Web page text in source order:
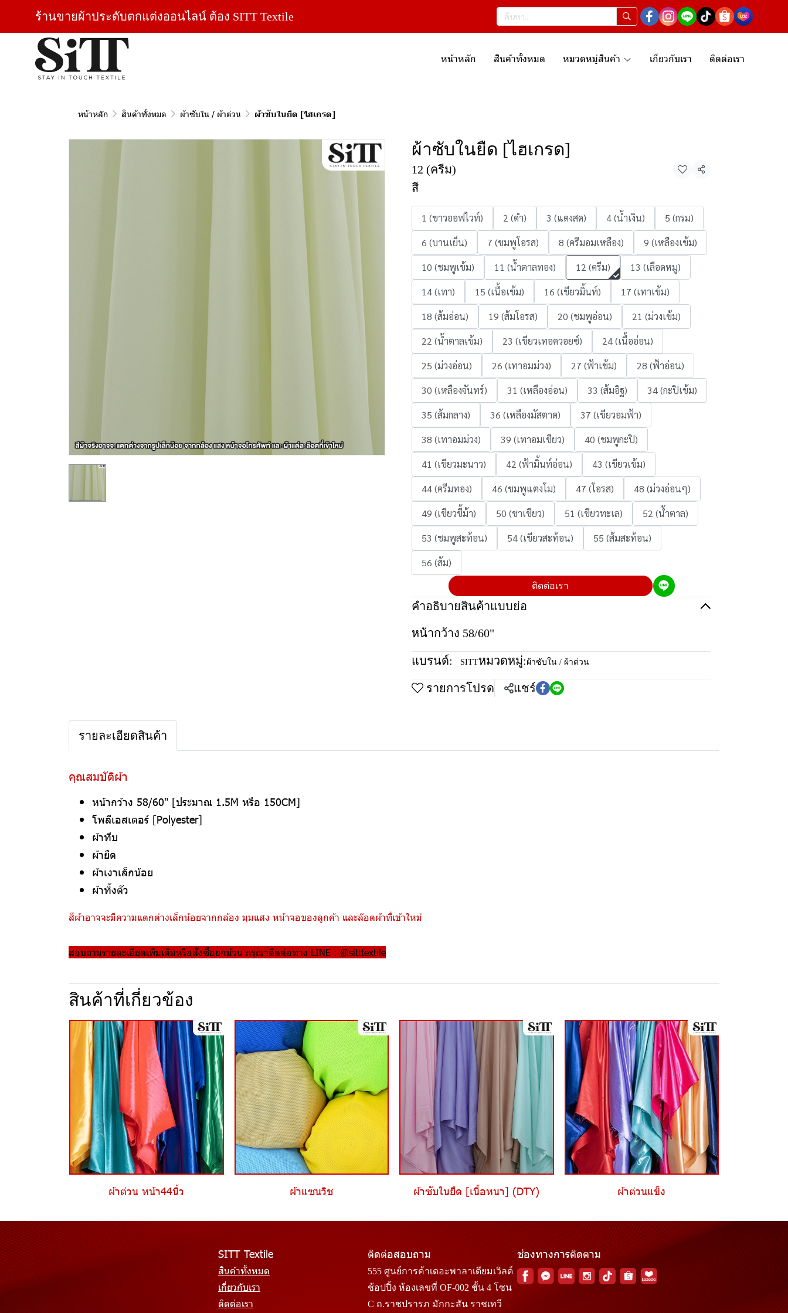
ร้านขายผ้าประดับตกแต่งออนไลน์ ต้อง SITT Textile
หน้าหลัก สินค้าทั้งหมด หมวดหมู่สินค้า เกี่ยวกับเรา ติดต่อเรา
หน้าหลัก สินค้าทั้งหมด ผ้าซับใน / ผ้าต่วน ผ้าซับในยืด [ไฮเกรด]
ผ้าซับในยืด [ไฮเกรด]
12 (ครีม) แชร์
สี
1 (ขาวออฟไวท์) 2 (ดำ) 3 (แดงสด) 4 (น้ำเงิน)
5 (กรม)
6 (บานเย็น)
7 (ชมพูโอรส) 8 (ครีมอมเหลือง)
9 (เหลืองเข้ม)
10 (ชมพูเข้ม)
11 (น้ำตาลทอง) 12 (ครีม)
13 (เลือดหมู)
14 (เทา)
15 (เนื้อเข้ม) 16 (เขียวมิ้นท์)
17 (เทาเข้ม)
18 (ส้มอ่อน)
19 (ส้มโอรส) 20 (ชมพูอ่อน)
21 (ม่วงเข้ม)
22 (น้ำตาลเข้ม)
23 (เขียวเทอควอยซ์)
24 (เนื้ออ่อน)
25 (ม่วงอ่อน)
26 (เทาอมม่วง) 27 (ฟ้าเข้ม)
28 (ฟ้าอ่อน)
30 (เหลืองจันทร์)
31 (เหลืองอ่อน) 33 (ส้มอิฐ)
34 (กะปิเข้ม)
35 (ส้มกลาง)
36 (เหลืองมัสตาด)
37 (เขียวอมฟ้า)
38 (เทาอมม่วง)
39 (เทาอมเขียว)
40 (ชมพูกะปิ)
41 (เขียวมะนาว)
42 (ฟ้ามิ้นท์อ่อน)
43 (เขียวเข้ม)
44 (ครีมทอง)
46 (ชมพูแตงโม) 47 (โอรส)
48 (ม่วงอ่อนๆ)
49 (เขียวขี้ม้า)
50 (ชาเขียว) 51 (เขียวทะเล)
52 (น้ำตาล)
53 (ชมพูสะท้อน)
54 (เขียวสะท้อน)
55 (ส้มสะท้อน)
56 (ส้ม)
ติดต่อเรา
คำอธิบายสินค้าแบบย่อ
หน้ากว้าง 58/60"
แบรนด์: SITTหมวดหมู่: ผ้าซับใน / ผ้าต่วน
รายการโปรด แชร์
รายละเอียดสินค้า
คุณสมบัติผ้า
หน้ากว้าง 58/60" [ประมาณ 1.5M หรือ 150CM]
โพลีเอสเตอร์ [Polyester]
ผ้าทึบ
ผ้ายืด
ผ้าเงาเล็กน้อย
ผ้าทิ้งตัว
สีผ้าอาจจะมีความแตกต่างเล็กน้อยจากกล้อง มุมแสง หน้าจอของลูกค้า และล๊อตผ้าที่เข้าใหม่
สอบถามรายละเอียดเพิ่มเติมหรือสั่งซื้อยกม้วน กรุณาติดต่อทาง LINE : @sitttextile
สินค้าที่เกี่ยวข้อง
ผ้าต่วน หน้า44นิ้ว ผ้าแซนวิช ผ้าซับในยืด [เนื้อหนา] (DTY) ผ้าต่วนแข็ง
SITT Textile
สินค้าทั้งหมด
เกี่ยวกับเรา
ติดต่อเรา
ติดต่อสอบถาม
555 ศูนย์การค้าเดอะพาลาเดียมเวิลด์
ช้อปปิ้ง ห้องเลขที่ OF-002 ชั้น 4 โซน
C ถ.ราชปรารภ มักกะสัน ราชเทวี
ช่องทางการติดตาม